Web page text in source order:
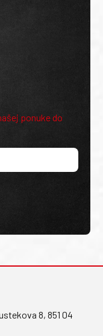
ponuke do
8, 851 04